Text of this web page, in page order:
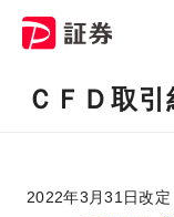
ＣＦＤ取
2022年3月31日改定